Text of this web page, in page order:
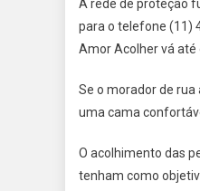
A rede de proteção
para o telefone (11)
Amor Acolher vá até
Se o morador de
uma cama
O acolhimento das
tenham como